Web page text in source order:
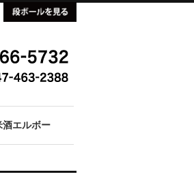
酒エルボー